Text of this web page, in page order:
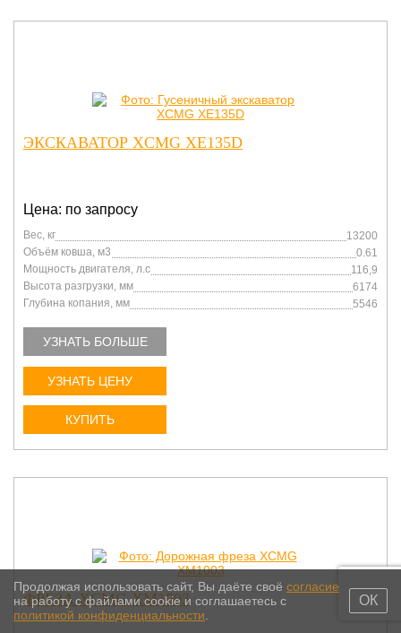
ЭКСКАВАТОР XCMG XE135D
Цена: по запросу
Вес, кг
13200
Объём ковша, м3
0.61
Мощность двигателя, л.с
116,9
Высота разгрузки, мм
6174
Глубина копания, мм
5546
УЗНАТЬ БОЛЬШЕ
УЗНАТЬ ЦЕНУ
КУПИТЬ
ФРЕЗА XCMG XM1003
Продолжая использовать сайт, Вы даёте своё согласие
на работу с файлами cookie и соглашаетесь с
политикой конфиденциальности
ОК